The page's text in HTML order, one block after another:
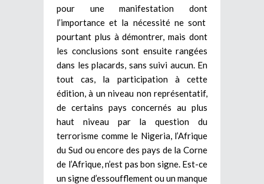
pour une manifestation dont
l’importance et la nécessité ne sont
pourtant plus à démontrer, mais dont
les conclusions sont ensuite rangées
dans les placards, sans suivi aucun. En
tout cas, la participation à cette
édition, à un niveau non représentatif,
de certains pays concernés au plus
haut niveau par la question du
terrorisme comme le Nigeria, l’Afrique
du Sud ou encore des pays de la Corne
de l’Afrique, n’est pas bon signe. Est-ce
un signe d’essoufflement ou un manque